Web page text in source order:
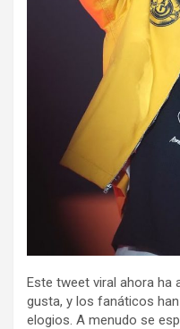
Este tweet viral ahora ha
gusta, y los fanáticos
elogios. A menudo se